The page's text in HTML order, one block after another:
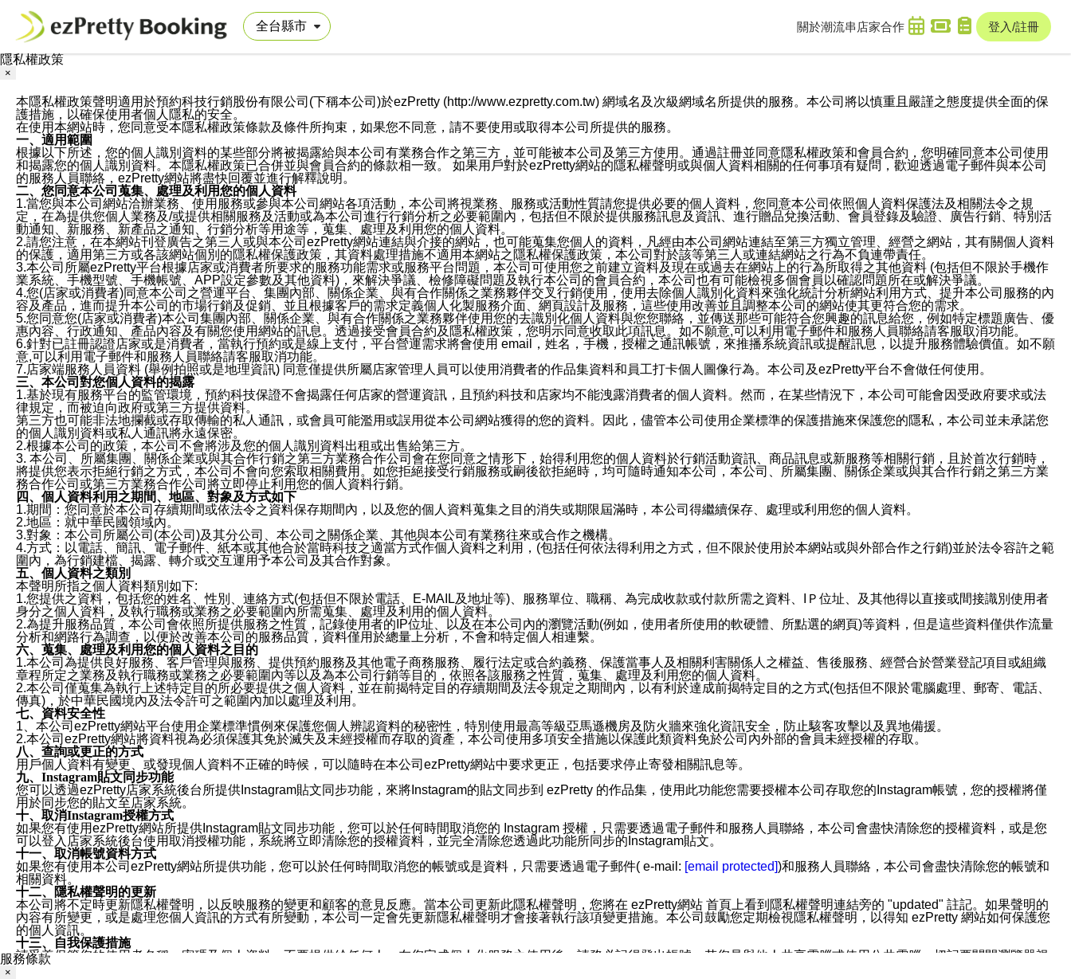
關於潮流串 店家合作 登入/註冊
隱私權政策
×
本隱私權政策聲明適用於預約科技行銷股份有限公司(下稱本公司)於ezPretty (http://www.ezpretty.com.tw) 網域名及次級網域名所提供的服務。本公司將以慎重且嚴謹之態度提供全面的保
護措施，以確保使用者個人隱私的安全。
在使用本網站時，您同意受本隱私權政策條款及條件所拘束，如果您不同意，請不要使用或取得本公司所提供的服務。
一、適用範圍
根據以下所述，您的個人識別資料的某些部分將被揭露給與本公司有業務合作之第三方，並可能被本公司及第三方使用。通過註冊並同意隱私權政策和會員合約，您明確同意本公司使用
和揭露您的個人識別資料。本隱私權政策已合併並與會員合約的條款相一致。 如果用戶對於ezPretty網站的隱私權聲明或與個人資料相關的任何事項有疑問，歡迎透過電子郵件與本公司
的服務人員聯絡，ezPretty網站將盡快回覆並進行解釋說明。
二、您同意本公司蒐集、處理及利用您的個人資料
1.當您與本公司網站洽辦業務、使用服務或參與本公司網站各項活動，本公司將視業務、服務或活動性質請您提供必要的個人資料，您同意本公司依照個人資料保護法及相關法令之規
定，在為提供您個人業務及/或提供相關服務及活動或為本公司進行行銷分析之必要範圍內，包括但不限於提供服務訊息及資訊、進行贈品兌換活動、會員登錄及驗證、廣告行銷、特別活
動通知、新服務、新產品之通知、行銷分析等用途等，蒐集、處理及利用您的個人資料。
2.請您注意，在本網站刊登廣告之第三人或與本公司ezPretty網站連結與介接的網站，也可能蒐集您個人的資料，凡經由本公司網站連結至第三方獨立管理、經營之網站，其有關個人資料
的保護，適用第三方或各該網站個別的隱私權保護政策，其資料處理措施不適用本網站之隱私權保護政策，本公司對於該等第三人或連結網站之行為不負連帶責任。
3.本公司所屬ezPretty平台根據店家或消費者所要求的服務功能需求或服務平台問題，本公司可使用您之前建立資料及現在或過去在網站上的行為所取得之其他資料 (包括但不限於手機作
業系統、手機型號、手機帳號、APP設定參數及其他資料)，來解決爭議、檢修障礙問題及執行本公司的會員合約，本公司也有可能檢視多個會員以確認問題所在或解決爭議。
4.您(店家或消費者)同意本公司之營運平台、集團內部、關係企業、與有合作關係之業務夥伴交叉行銷使用，使用去除個人識別化資料來強化統計分析網站利用方式、提升本公司服務的內
容及產品，進而提升本公司的市場行銷及促銷、並且根據客戶的需求定義個人化製服務介面、網頁設計及服務，這些使用改善並且調整本公司的網站使其更符合您的需求。
5.您同意您(店家或消費者)本公司集團內部、關係企業、與有合作關係之業務夥伴使用您的去識別化個人資料與您您聯絡，並傳送那些可能符合您興趣的訊息給您，例如特定標題廣告、優
惠內容、行政通知、產品內容及有關您使用網站的訊息。透過接受會員合約及隱私權政策，您明示同意收取此項訊息。如不願意,可以利用電子郵件和服務人員聯絡請客服取消功能。
6.針對已註冊認證店家或是消費者，當執行預約或是線上支付，平台營運需求將會使用 email，姓名，手機，授權之通訊帳號，來推播系統資訊或提醒訊息，以提升服務體驗價值。如不願
意,可以利用電子郵件和服務人員聯絡請客服取消功能。
7.店家端服務人員資料 (舉例拍照或是地理資訊) 同意僅提供所屬店家管理人員可以使用消費者的作品集資料和員工打卡個人圖像行為。本公司及ezPretty平台不會做任何使用。
三、本公司對您個人資料的揭露
1.基於現有服務平台的監管環境，預約科技保證不會揭露任何店家的營運資訊，且預約科技和店家均不能洩露消費者的個人資料。然而，在某些情況下，本公司可能會因受政府要求或法
律規定，而被迫向政府或第三方提供資料。
第三方也可能非法地攔截或存取傳輸的私人通訊，或會員可能濫用或誤用從本公司網站獲得的您的資料。因此，儘管本公司使用企業標準的保護措施來保護您的隱私，本公司並未承諾您
的個人識別資料或私人通訊將永遠保密。
2.根據本公司的政策，本公司不會將涉及您的個人識別資料出租或出售給第三方。
3. 本公司、所屬集團、關係企業或與其合作行銷之第三方業務合作公司會在您同意之情形下，始得利用您的個人資料於行銷活動資訊、商品訊息或新服務等相關行銷，且於首次行銷時，
將提供您表示拒絕行銷之方式，本公司不會向您索取相關費用。如您拒絕接受行銷服務或嗣後欲拒絕時，均可隨時通知本公司，本公司、所屬集團、關係企業或與其合作行銷之第三方業
務合作公司或第三方業務合作公司將立即停止利用您的個人資料行銷。
四、個人資料利用之期間、地區、對象及方式如下
1.期間：您同意於本公司存續期間或依法令之資料保存期間內，以及您的個人資料蒐集之目的消失或期限屆滿時，本公司得繼續保存、處理或利用您的個人資料。
2.地區：就中華民國領域內。
3.對象：本公司所屬公司(本公司)及其分公司、本公司之關係企業、其他與本公司有業務往來或合作之機構。
4.方式：以電話、簡訊、電子郵件、紙本或其他合於當時科技之適當方式作個人資料之利用，(包括任何依法得利用之方式，但不限於使用於本網站或與外部合作之行銷)並於法令容許之範
圍內，為行銷建檔、揭露、轉介或交互運用予本公司及其合作對象。
五、個人資料之類別
本聲明所指之個人資料類別如下:
1.您提供之資料，包括您的姓名、性別、連絡方式(包括但不限於電話、E-MAIL及地址等)、服務單位、職稱、為完成收款或付款所需之資料、IＰ位址、及其他得以直接或間接識別使用者
身分之個人資料，及執行職務或業務之必要範圍內所需蒐集、處理及利用的個人資料。
2.為提升服務品質，本公司會依照所提供服務之性質，記錄使用者的IP位址、以及在本公司內的瀏覽活動(例如，使用者所使用的軟硬體、所點選的網頁)等資料，但是這些資料僅供作流量
分析和網路行為調查，以便於改善本公司的服務品質，資料僅用於總量上分析，不會和特定個人相連繫。
六、蒐集、處理及利用您的個人資料之目的
1.本公司為提供良好服務、客戶管理與服務、提供預約服務及其他電子商務服務、履行法定或合約義務、保護當事人及相關利害關係人之權益、售後服務、經營合於營業登記項目或組織
章程所定之業務及執行職務或業務之必要範圍內等以及為本公司行銷等目的，依照各該服務之性質，蒐集、處理及利用您的個人資料。
2.本公司僅蒐集為執行上述特定目的所必要提供之個人資料，並在前揭特定目的存續期間及法令規定之期間內，以有利於達成前揭特定目的之方式(包括但不限於電腦處理、郵寄、電話、
傳真)，於中華民國境內及法令許可之範圍內加以處理及利用。
七、資料安全性
1、本公司ezPretty網站平台使用企業標準慣例來保護您個人辨認資料的秘密性，特別使用最高等級亞馬遜機房及防火牆來強化資訊安全，防止駭客攻擊以及異地備援。
2.本公司ezPretty網站將資料視為必須保護其免於滅失及未經授權而存取的資產，本公司使用多項安全措施以保護此類資料免於公司內外部的會員未經授權的存取。
八、查詢或更正的方式
用戶個人資料有變更、或發現個人資料不正確的時候，可以隨時在本公司ezPretty網站中要求更正，包括要求停止寄發相關訊息等。
九、Instagram貼文同步功能
您可以透過ezPretty店家系統後台所提供Instagram貼文同步功能，來將Instagram的貼文同步到 ezPretty 的作品集，使用此功能您需要授權本公司存取您的Instagram帳號，您的授權將僅
用於同步您的貼文至店家系統。
十、取消Instagram授權方式
如果您有使用ezPretty網站所提供Instagram貼文同步功能，您可以於任何時間取消您的 Instagram 授權，只需要透過電子郵件和服務人員聯絡，本公司會盡快清除您的授權資料，或是您
可以登入店家系統後台使用取消授權功能，系統將立即清除您的授權資料，並完全清除您透過此功能所同步的Instagram貼文。
十一、取消帳號資料方式
如果您有使用本公司ezPretty網站所提供功能，您可以於任何時間取消您的帳號或是資料，只需要透過電子郵件( e-mail: [email protected])和服務人員聯絡，本公司會盡快清除您的帳號和
相關資料。
十二、隱私權聲明的更新
本公司將不定時更新隱私權聲明，以反映服務的變更和顧客的意見反應。當本公司更新此隱私權聲明，您將在 ezPretty網站 首頁上看到隱私權聲明連結旁的 "updated" 註記。如果聲明的
內容有所變更，或是處理您個人資訊的方式有所變動，本公司一定會先更新隱私權聲明才會接著執行該項變更措施。本公司鼓勵您定期檢視隱私權聲明，以得知 ezPretty 網站如何保護您
的個人資訊。
十三、自我保護措施
請妥善保管您的使用者名稱、密碼及個人資料，不要提供給任何人。在您完成個人化服務之使用後，請務必記得登出帳號。若您是與他人共享電腦或使用公共電腦，切記要關閉瀏覽器視
窗，以防止他人讀取您的個人資料、信件或進入所機關管理區。
服務條款
×